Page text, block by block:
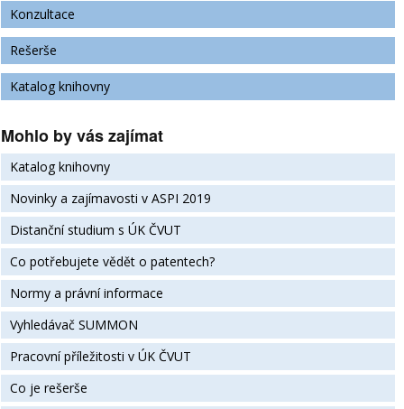
Konzultace
Rešerše
Katalog knihovny
Mohlo by vás zajímat
Katalog knihovny
Novinky a zajímavosti v ASPI 2019
Distanční studium s ÚK ČVUT
Co potřebujete vědět o patentech?
Normy a právní informace
Vyhledávač SUMMON
Pracovní příležitosti v ÚK ČVUT
Co je rešerše